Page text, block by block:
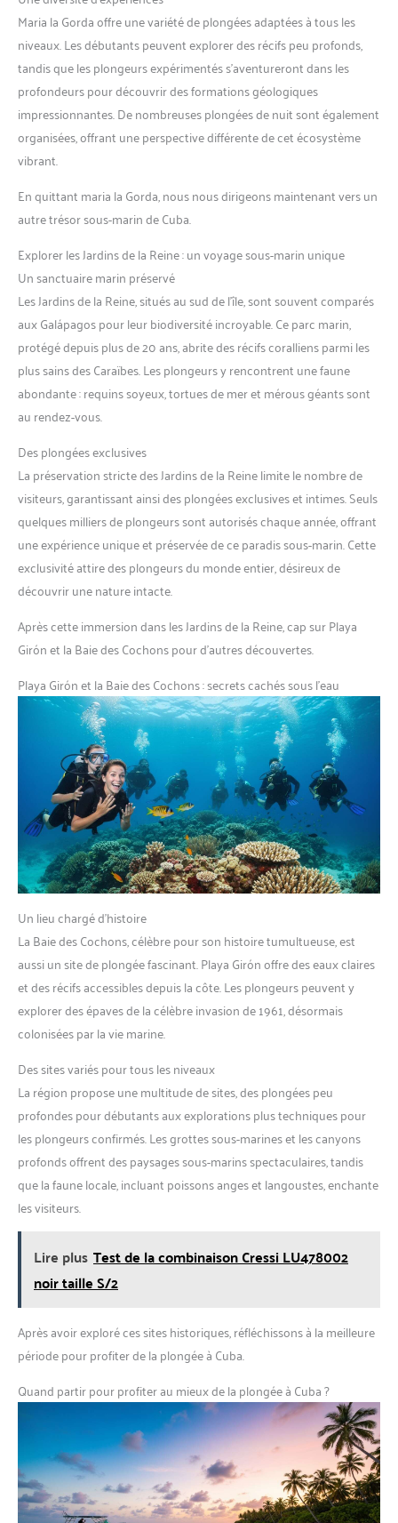
Maria la Gorda offre une variété de plongées adaptées à tous les
niveaux. Les débutants peuvent explorer des récifs peu profonds,
tandis que les plongeurs expérimentés s’aventureront dans les
profondeurs pour découvrir des formations géologiques
impressionnantes. De nombreuses plongées de nuit sont également
organisées, offrant une perspective différente de cet écosystème
vibrant.
En quittant maria la Gorda, nous nous dirigeons maintenant vers un
autre trésor sous-marin de Cuba.
Explorer les Jardins de la Reine : un voyage sous-marin unique
Un sanctuaire marin préservé
Les Jardins de la Reine, situés au sud de l’île, sont souvent comparés
aux Galápagos pour leur biodiversité incroyable. Ce parc marin,
protégé depuis plus de 20 ans, abrite des récifs coralliens parmi les
plus sains des Caraïbes. Les plongeurs y rencontrent une faune
abondante : requins soyeux, tortues de mer et mérous géants sont
au rendez-vous.
Des plongées exclusives
La préservation stricte des Jardins de la Reine limite le nombre de
visiteurs, garantissant ainsi des plongées exclusives et intimes. Seuls
quelques milliers de plongeurs sont autorisés chaque année, offrant
une expérience unique et préservée de ce paradis sous-marin. Cette
exclusivité attire des plongeurs du monde entier, désireux de
découvrir une nature intacte.
Après cette immersion dans les Jardins de la Reine, cap sur Playa
Girón et la Baie des Cochons pour d’autres découvertes.
Playa Girón et la Baie des Cochons : secrets cachés sous l’eau
Un lieu chargé d’histoire
La Baie des Cochons, célèbre pour son histoire tumultueuse, est
aussi un site de plongée fascinant. Playa Girón offre des eaux claires
et des récifs accessibles depuis la côte. Les plongeurs peuvent y
explorer des épaves de la célèbre invasion de 1961, désormais
colonisées par la vie marine.
Des sites variés pour tous les niveaux
La région propose une multitude de sites, des plongées peu
profondes pour débutants aux explorations plus techniques pour
les plongeurs confirmés. Les grottes sous-marines et les canyons
profonds offrent des paysages sous-marins spectaculaires, tandis
que la faune locale, incluant poissons anges et langoustes, enchante
les visiteurs.
Lire plus Test de la combinaison Cressi LU478002
noir taille S/2
Après avoir exploré ces sites historiques, réfléchissons à la meilleure
période pour profiter de la plongée à Cuba.
Quand partir pour profiter au mieux de la plongée à Cuba ?